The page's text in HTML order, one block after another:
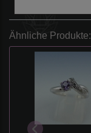
Ähnliche Produkte: